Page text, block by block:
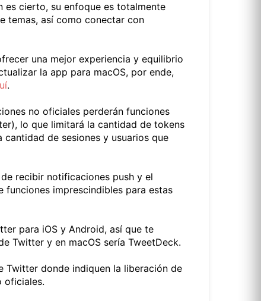
es cierto, su enfoque es totalmente
temas, así como conectar con
una mejor experiencia y equilibrio
la app para macOS, por ende,
.
no oficiales perderán funciones
lo que limitará la cantidad de tokens
de sesiones y usuarios que
recibir notificaciones push y el
imprescindibles para estas
para iOS y Android, así que te
Twitter y en macOS sería TweetDeck.
Twitter donde indiquen la liberación de
oficiales.